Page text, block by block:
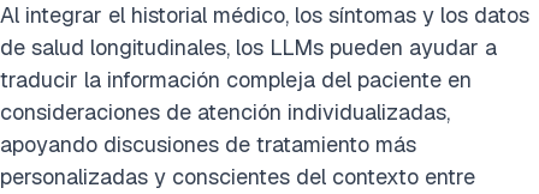
Al integrar el historial médico, los síntomas y los datos
de salud longitudinales, los LLMs pueden ayudar a
traducir la información compleja del paciente en
consideraciones de atención individualizadas,
apoyando discusiones de tratamiento más
personalizadas y conscientes del contexto entre